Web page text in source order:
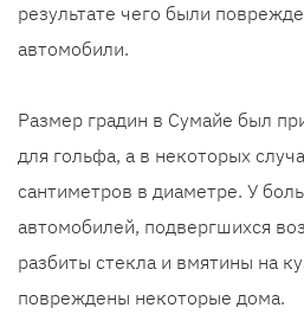
результате чего были
автомобили.
Размер градин в Сумайе был
для гольфа, а в некоторых
сантиметров в диаметре. У
автомобилей, подвергшихся
разбиты стекла и вмятины на
повреждены некоторые дома.